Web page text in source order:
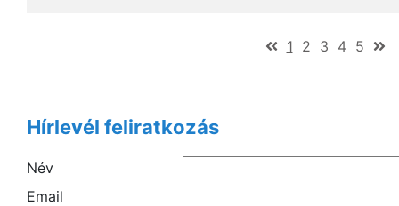
1(current)
2 3 4 5
Hírlevél feliratkozás
Név
Email